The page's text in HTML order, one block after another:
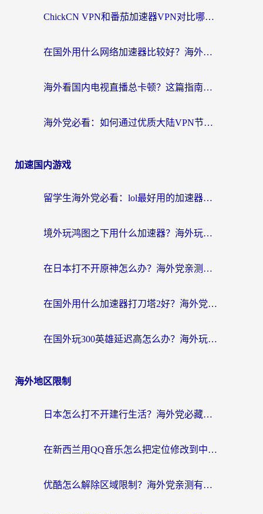
ChickCN VPN和番茄加速器VPN对比哪个回国效果更好？海外党亲测后的真实答案
在国外用什么网络加速器比较好？海外党亲测：从痛点到解决方案的全攻略
海外看国内电视直播总卡顿？这篇指南教你选对回国加速器，无缝追剧不发愁
海外党必看：如何通过优质大陆VPN节点无缝访问国内资源？
加速国内游戏
留学生海外党必看：lol最好用的加速器怎么选？附一梦江湖、神鬼传奇加速攻略
境外玩鸿图之下用什么加速器？海外玩家必看的国服游戏加速全攻略
在日本打不开原神怎么办？海外党亲测有效的国服游戏加速指南
在国外用什么加速器打刀塔2好？海外党国服游戏加速避坑指南
在国外玩300英雄延迟高怎么办？海外玩家亲测有效的加速器选择指南
海外地区限制
日本怎么打不开建行生活？海外党必藏的回国加速指南（含丹麦国外影音问题破解）
在新西兰用QQ音乐怎么把定位修改到中国国内？海外党听歌追剧的实用指南
优酷怎么解除区域限制？海外党亲测有效的回国加速器选择指南